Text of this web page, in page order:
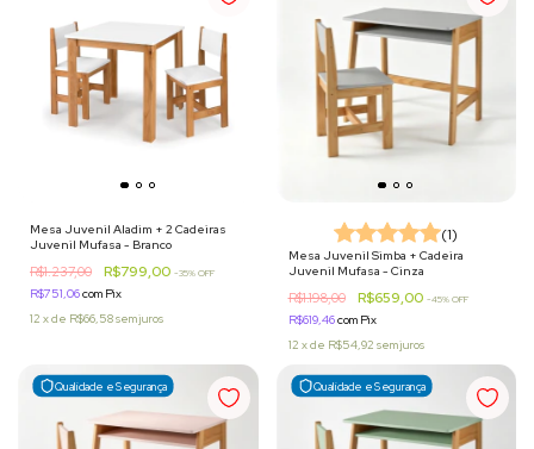
Mesa Juvenil Aladim + 2 Cadeiras
Juvenil Mufasa - Branco
R$1.237,00 R$799,00 -35% OFF
R$751,06com Pix
12 xde R$66,58sem juros
(1)
Mesa Juvenil Simba + Cadeira
Juvenil Mufasa - Cinza
R$1.198,00 R$659,00 -45% OFF
R$619,46com Pix
12 xde R$54,92 sem juros
Qualidade e Segurança Qualidade e Segurança